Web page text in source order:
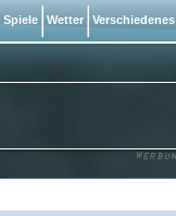
Spiele Wetter Verschiedenes